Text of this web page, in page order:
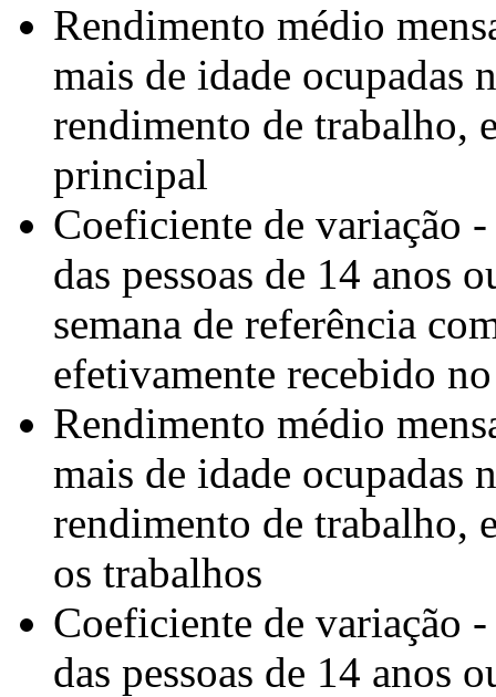
Rendimento médio
mais de idade ocupadas
rendimento de trabalho,
principal
Coeficiente de variação
das pessoas de 14 anos
semana de referência
efetivamente recebido
Rendimento médio
mais de idade ocupadas
rendimento de trabalho,
os trabalhos
Coeficiente de variação
das pessoas de 14 anos